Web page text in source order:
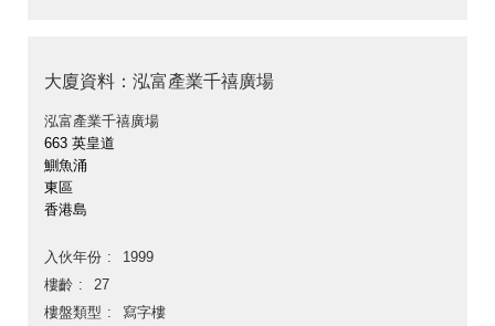
大廈資料：泓富產業千禧廣場
泓富產業千禧廣場
663 英皇道
鰂魚涌
東區
香港島
入伙年份
1999
樓齡
27
樓盤類型
寫字樓